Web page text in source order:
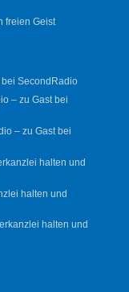
freien Geist
SecondRadio
– zu Gast bei
– zu Gast bei
halten und
halten und
halten und